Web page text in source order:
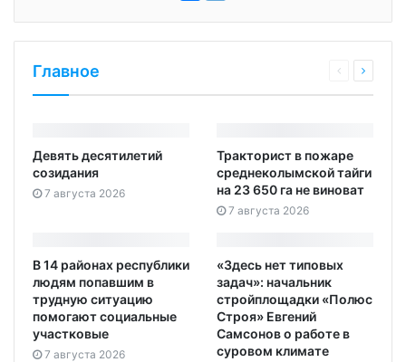
Главное
Девять десятилетий
созидания
7 августа 2026
Тракторист в пожаре
среднеколымской тайги
на 23 650 га не виноват
7 августа 2026
В 14 районах республики
людям попавшим в
трудную ситуацию
помогают социальные
участковые
7 августа 2026
«Здесь нет типовых
задач»: начальник
стройплощадки «Полюс
Строя» Евгений
Самсонов о работе в
суровом климате